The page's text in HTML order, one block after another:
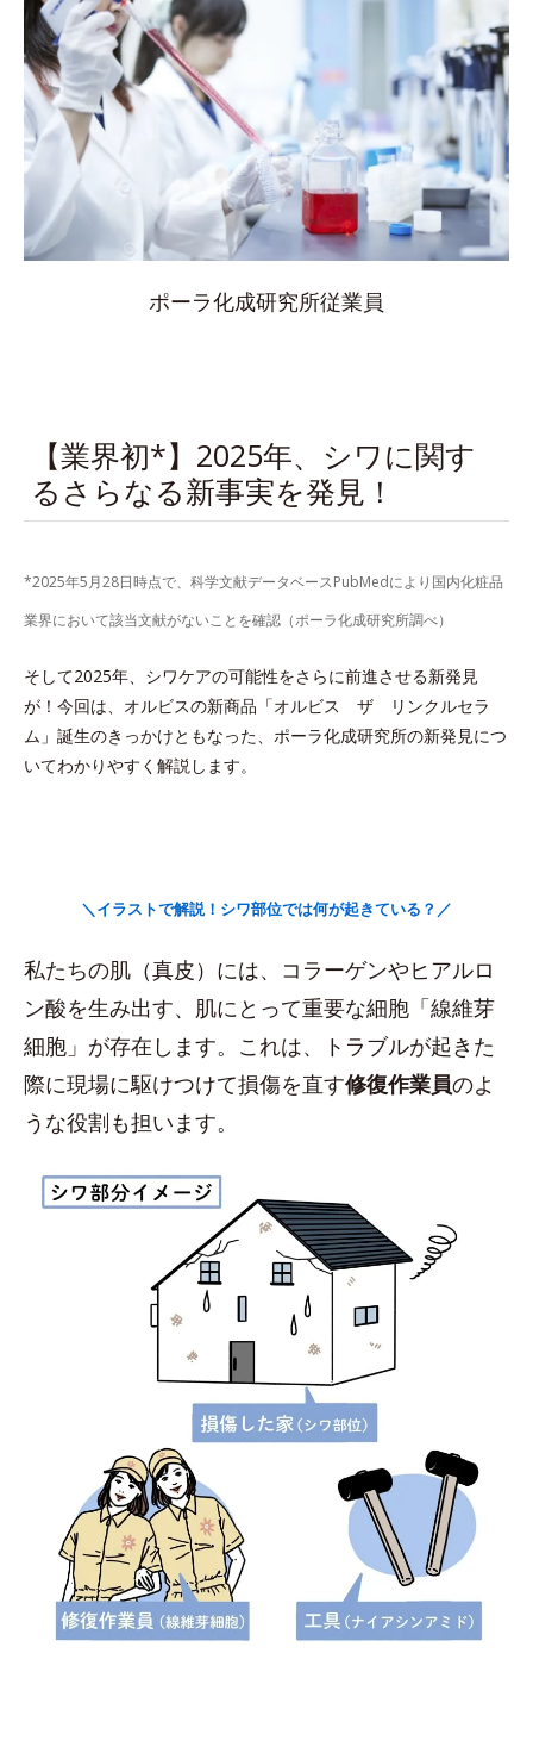
ポーラ化成研究所従業員
【業界初*】2025年、シワに関す
るさらなる新事実を発見！
*2025年5月28日時点で、科学文献データベースPubMedにより国内化粧品
業界において該当文献がないことを確認（ポーラ化成研究所調べ）
そして2025年、シワケアの可能性をさらに前進させる新発見
が！今回は、オルビスの新商品「オルビス ザ リンクルセラ
ム」誕生のきっかけともなった、ポーラ化成研究所の新発見につ
いてわかりやすく解説します。
＼イラストで解説！シワ部位では何が起きている？／
私たちの肌（真皮）には、コラーゲンやヒアルロ
ン酸を生み出す、肌にとって重要な細胞「線維芽
細胞」が存在します。これは、トラブルが起きた
際に現場に駆けつけて損傷を直す修復作業員のよ
うな役割も担います。